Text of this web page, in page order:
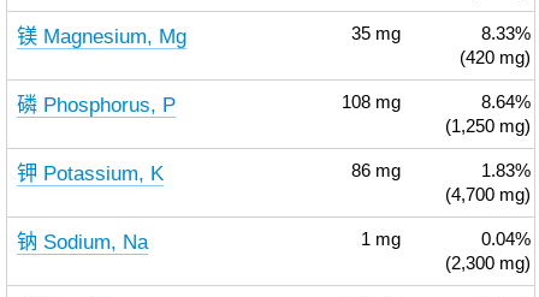
镁 Magnesium, Mg 35 mg
8.33%
(420 mg)
磷 Phosphorus, P 108 mg
8.64%
(1,250 mg)
钾 Potassium, K 86 mg
1.83%
(4,700 mg)
钠 Sodium, Na 1 mg
0.04%
(2,300 mg)